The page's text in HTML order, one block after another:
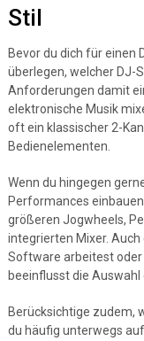
Stil
Bevor du dich für einen
überlegen, welcher DJ-
Anforderungen damit
elektronische Musik
oft ein klassischer 2-
Bedienelementen.
Wenn du hingegen
Performances
größeren Jogwheels,
integrierten Mixer. Auch
Software arbeitest
beeinflusst die
Berücksichtige zudem,
du häufig unterwegs